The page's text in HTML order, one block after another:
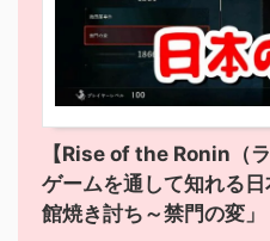
【Rise of the Ronin（
ゲームを通して知れる
館焼き討ち～禁門の変」